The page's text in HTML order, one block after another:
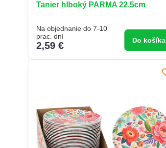
Tanier hlboký PARMA 22,5cm
Na objednanie do 7-10
prac. dní
2,59 € Do košíka